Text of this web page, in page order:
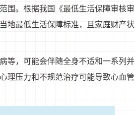
围。根据我国《最低生活保障审核审
地最低生活保障标准，且家庭财产状
等，可能会伴随全身不适和一系列并
理压力和不规范治疗可能导致心血管